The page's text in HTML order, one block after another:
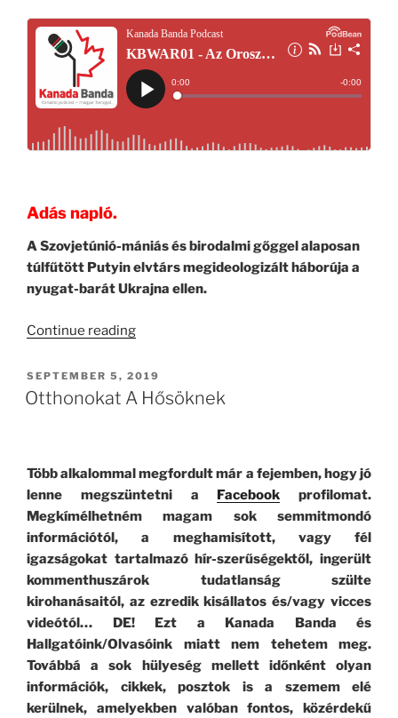
Adás napló.
A Szovjetúnió-mániás és birodalmi gőggel alaposan
túlfűtött Putyin elvtárs megideologizált háborúja a
nyugat-barát Ukrajna ellen.
Continue reading“KBWAR01
Az
Orosz-
–
1.
Rész”
POSTED
ON
SEPTEMBER 5, 2019
Otthonokat A Hősöknek
Több alkalommal megfordult már a fejemben, hogy jó
lenne megszüntetni a
Facebook profilomat.
Megkímélhetném magam sok semmitmondó
információtól, a meghamisított, vagy fél
igazságokat tartalmazó hír-szerűségektől, ingerült
kommenthuszárok tudatlanság szülte
kirohanásaitól, az ezredik kisállatos és/vagy vicces
videótól… DE! Ezt a Kanada Banda és
Hallgatóink/Olvasóink miatt nem tehetem meg.
Továbbá a sok hülyeség mellett időnként olyan
információk, cikkek, posztok is a szemem elé
kerülnek, amelyekben valóban fontos, közérdekű